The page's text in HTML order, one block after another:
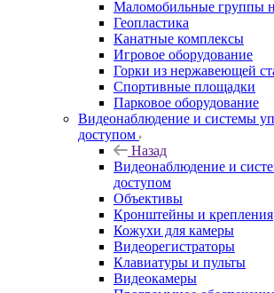
Маломобильные группы
Геопластика
Канатные комплексы
Игровое оборудование
Горки из нержавеющей
Спортивные площадки
Парковое оборудование
Видеонаблюдение и системы
доступом
Назад
Видеонаблюдение и
доступом
Объективы
Кронштейны и крепления
Кожухи для камеры
Видеорегистраторы
Клавиатуры и пульты
Видеокамеры